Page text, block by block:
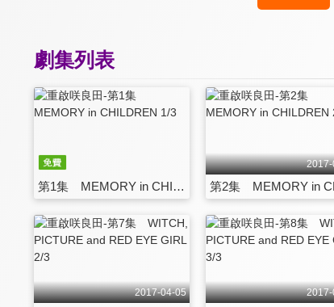
劇集列表
第1集 MEMORY in CHILDREN 1/3
2017-04-05